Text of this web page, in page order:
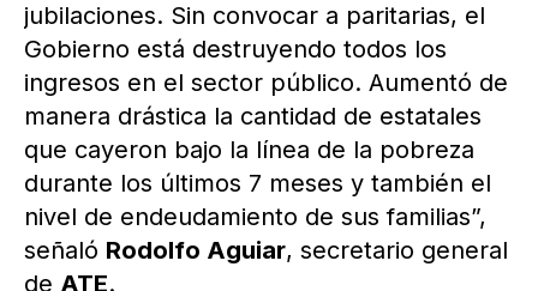
jubilaciones. Sin convocar a paritarias, el
Gobierno está destruyendo todos los
ingresos en el sector público. Aumentó de
manera drástica la cantidad de estatales
que cayeron bajo la línea de la pobreza
durante los últimos 7 meses y también el
nivel de endeudamiento de sus familias”,
señaló Rodolfo Aguiar, secretario general
de ATE.